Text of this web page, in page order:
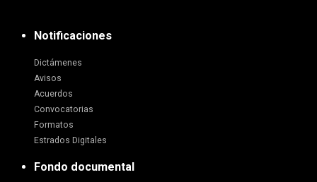
Notificaciones
Dictámenes
Avisos
Acuerdos
Convocatorias
Formatos
Estrados Digitales
Fondo documental